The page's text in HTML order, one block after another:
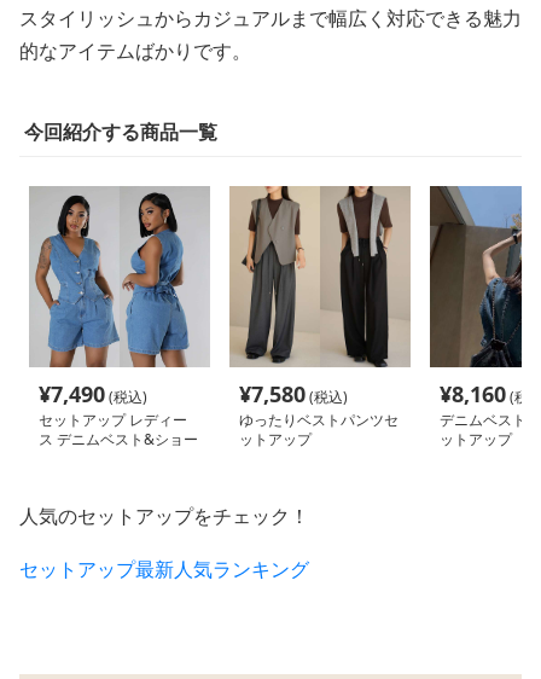
スタイリッシュからカジュアルまで幅広く対応できる魅力
的なアイテムばかりです。
今回紹介する商品一覧
¥7,490(税込)
セットアップ レディー
ス デニムベスト&ショー
¥7,580(税込)
ゆったりベストパンツセ
ットアップ
¥8,160(税
デニムベスト
ットアップ
人気のセットアップをチェック！
セットアップ最新人気ランキング